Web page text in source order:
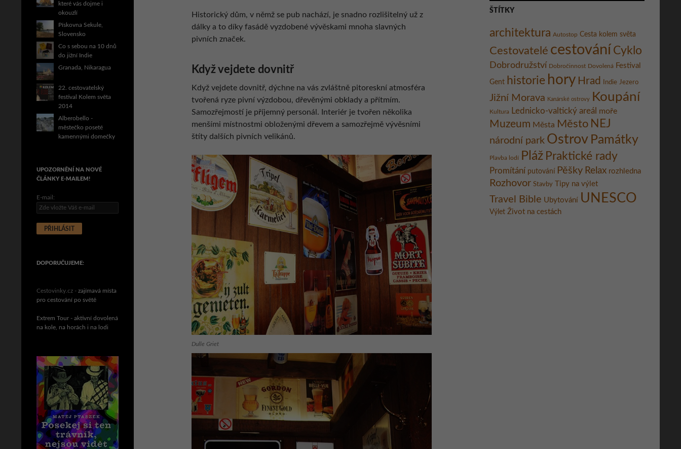
Historický dům, v němž se pub nachází, je snadno rozlišitelný už z
dálky a to díky fasádě vyzdobené vývěskami mnoha slavných
pivních značek.
Když vejdete dovnitř
Když vejdete dovnitř, dýchne na vás zvláštně pitoreskní atmosféra
tvořená ryze pivní výzdobou, dřevěnými obklady a přítmím.
Samozřejmostí je příjemný personál. Interiér je tvořen několika
menšími místnostmi obloženými dřevem a samozřejmě vývěsními
štíty dalších pivních velikánů.
Dulle Griet
ŠTÍTKY
architektura Autostop Cesta kolem světa
Cestovatelé cestování Cyklo
Dobrodružství Dobročinnost Dovolená Festival
Gent historie hory Hrad Indie Jezero
Jižní Morava Kanárské ostrovy Koupání
Kultura Lednicko-valtický areál moře
Muzeum Města Město NEJ
národní park Ostrov Památky
Plavba lodí Pláž Praktické rady
Promítání putování Pěšky Relax rozhledna
Rozhovor Stavby Tipy na výlet
Travel Bible Ubytování UNESCO
Výlet Život na cestách
které vás dojme i
okouzlí
Pískovna Sekule,
Slovensko
Co s sebou na 10 dnů
do jižní Indie
Granada, Nikaragua
22. cestovatelský
festival Kolem světa
2014
Alberobello -
městečko poseté
kamennými domečky
UPOZORNĚNÍ NA NOVÉ
ČLÁNKY E-MAILEM!
E-mail:
DOPORUČUJEME:
Cestovinky.cz - zajímavá místa
pro cestování po světě
Extrem Tour - aktivní dovolená
na kole, na horách i na lodi